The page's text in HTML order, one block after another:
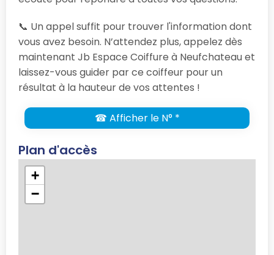
📞 Un appel suffit pour trouver l'information dont
vous avez besoin. N’attendez plus, appelez dès
maintenant Jb Espace Coiffure à Neufchateau et
laissez-vous guider par ce coiffeur pour un
résultat à la hauteur de vos attentes !
☎ Afficher le N° *
Plan d'accès
+
−